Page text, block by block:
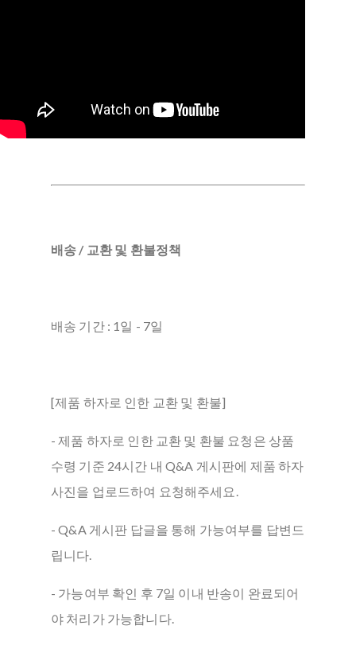
배송 / 교환 및 환불정책
배송 기간 : 1일 - 7일
[제품 하자로 인한 교환 및 환불]
- 제품 하자로 인한 교환 및 환불 요청은 상품
수령 기준 24시간 내 Q&A 게시판에 제품 하자
사진을 업로드하여 요청해주세요.
- Q&A 게시판 답글을 통해 가능여부를 답변드
립니다.
- 가능여부 확인 후 7일 이내 반송이 완료되어
야 처리가 가능합니다.